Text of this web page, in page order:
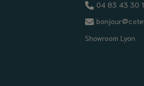
04 83 43 30
Showroom Lyon